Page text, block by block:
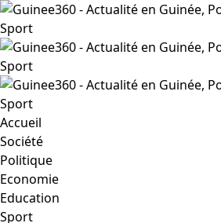
Accueil
Société
Politique
Economie
Education
Sport